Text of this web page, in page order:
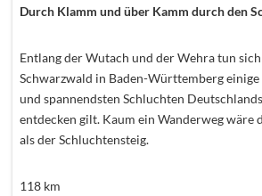
Durch Klamm und über Kamm durch den
Entlang der Wutach und der Wehra tun
Schwarzwald in Baden-Württemberg
und spannendsten Schluchten
entdecken gilt. Kaum ein Wanderweg wäre
als der Schluchtensteig.
118km